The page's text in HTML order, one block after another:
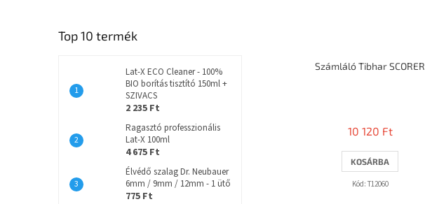
Top 10 termék
Lat-X ECO Cleaner - 100%
BIO borítás tisztító 150ml +
SZIVACS
2 235 Ft
Ragasztó professzionális
Lat-X 100ml
4 675 Ft
Élvédő szalag Dr. Neubauer
6mm / 9mm / 12mm - 1 ütő
775 Ft
Számláló Tibhar SCORER
10 120 Ft
KOSÁRBA
Kód: T12060